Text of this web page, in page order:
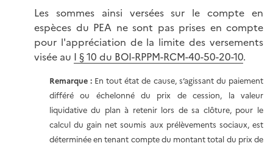
Les sommes ainsi versées sur le compte en
espèces du PEA ne sont pas prises en compte
pour l'appréciation de la limite des versements
visée au I § 10 du BOI-RPPM-RCM-40-50-20-10.
Remarque :En tout état de cause, s’agissant du paiement
différé ou échelonné du prix de cession, la valeur
liquidative du plan à retenir lors de sa clôture, pour le
calcul du gain net soumis aux prélèvements sociaux, est
déterminée en tenant compte du montant total du prix de